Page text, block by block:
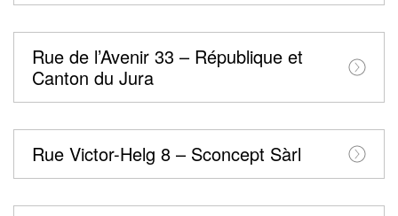
Rue de l’Avenir 33 – République et
Canton du Jura
Rue Victor-Helg 8 – Sconcept Sàrl